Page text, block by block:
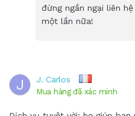
đừng ngần ngại liên
một lần nữa!
J J. Carlos
Mua hàng đã xác minh